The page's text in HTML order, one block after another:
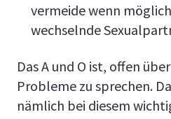
vermeide wenn
wechselnde
Das A und O ist, offen
Probleme zu sprechen.
nämlich bei diesem